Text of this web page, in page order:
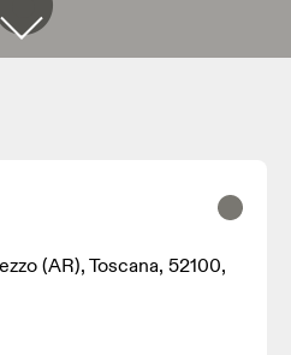
(AR), Toscana, 52100,